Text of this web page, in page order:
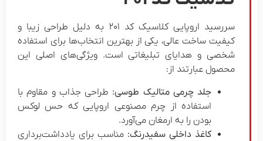
سررسید اروپایی کلاسیک کد ۲۰۱ به دلیل طراحی زیبا و
ساخت عالی، یکی از بهترین انتخاب‌ها برای استفاده
و هدایای تبلیغاتی است. ویژگی‌های اصلی این
عبارتند از:
جلد چرمی متالیک طوسی: طراحی جذاب و مقاوم با
استفاده از چرم مصنوعی اروپایی که حس لوکس
بودن را به ارمغان می‌آورد.
کاغذ داخلی سفیدرنگ:مناسب برای یادداشت‌برداری